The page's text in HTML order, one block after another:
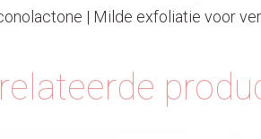
| Milde exfoliatie voor